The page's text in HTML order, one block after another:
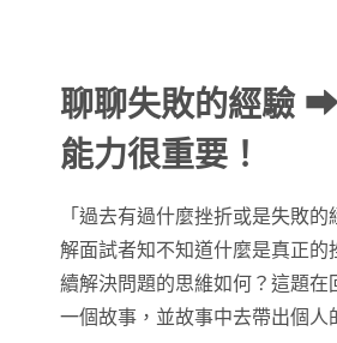
聊聊失敗的經驗 ➡
能力很重要！
「過去有過什麼挫折或是失敗
解面試者知不知道什麼是真正
續解決問題的思維如何？這題
一個故事，並故事中去帶出個人